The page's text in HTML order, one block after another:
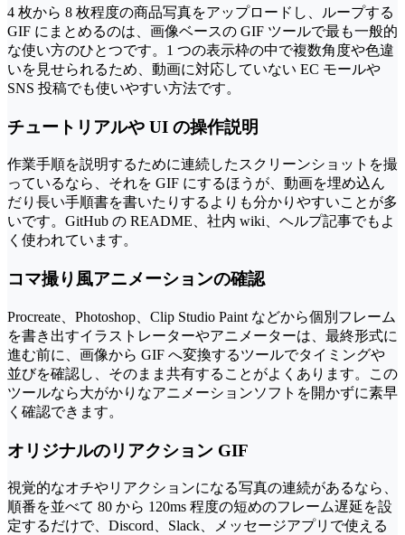
4 枚から 8 枚程度の商品写真をアップロードし、ループする
GIF にまとめるのは、画像ベースの GIF ツールで最も一般的
な使い方のひとつです。1 つの表示枠の中で複数角度や色違
いを見せられるため、動画に対応していない EC モールや
SNS 投稿でも使いやすい方法です。
チュートリアルや UI の操作説明
作業手順を説明するために連続したスクリーンショットを撮
っているなら、それを GIF にするほうが、動画を埋め込ん
だり長い手順書を書いたりするよりも分かりやすいことが多
いです。GitHub の README、社内 wiki、ヘルプ記事でもよ
く使われています。
コマ撮り風アニメーションの確認
Procreate、Photoshop、Clip Studio Paint などから個別フレーム
を書き出すイラストレーターやアニメーターは、最終形式に
進む前に、画像から GIF へ変換するツールでタイミングや
並びを確認し、そのまま共有することがよくあります。この
ツールなら大がかりなアニメーションソフトを開かずに素早
く確認できます。
オリジナルのリアクション GIF
視覚的なオチやリアクションになる写真の連続があるなら、
順番を並べて 80 から 120ms 程度の短めのフレーム遅延を設
定するだけで、Discord、Slack、メッセージアプリで使える